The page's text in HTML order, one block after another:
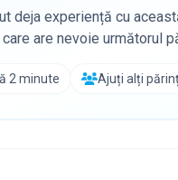
deja experiență cu
are nevoie următorul
2 minute Ajuți alți